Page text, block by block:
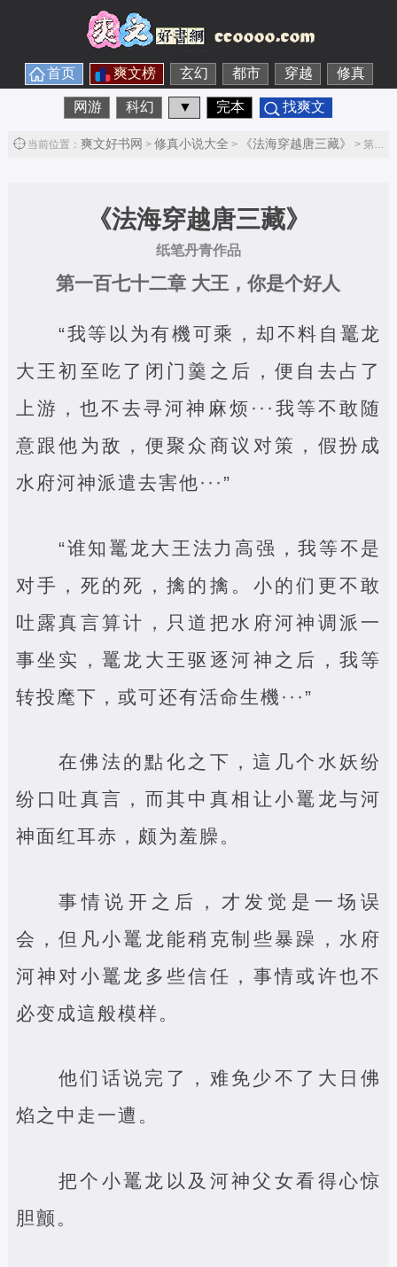
首页 爽文榜 玄幻 都市 穿越 修真
网游 科幻 ▼ 完本 找爽文
当前位置： 爽文好书网 > 修真小说大全 > 《法海穿越唐三藏》 > 第一百七十二章 大王，你是个好人第1节
《法海穿越唐三藏》
纸笔丹青作品
第一百七十二章 大王，你是个好人
“我等以为有機可乘，却不料自鼍龙
大王初至吃了闭门羹之后，便自去占了
上游，也不去寻河神麻烦···我等不敢随
意跟他为敌，便聚众商议对策，假扮成
水府河神派遣去害他···”
“谁知鼍龙大王法力高强，我等不是
对手，死的死，擒的擒。小的们更不敢
吐露真言算计，只道把水府河神调派一
事坐实，鼍龙大王驱逐河神之后，我等
转投麾下，或可还有活命生機···”
在佛法的點化之下，這几个水妖纷
纷口吐真言，而其中真相让小鼍龙与河
神面红耳赤，颇为羞臊。
事情说开之后，才发觉是一场误
会，但凡小鼍龙能稍克制些暴躁，水府
河神对小鼍龙多些信任，事情或许也不
必变成這般模样。
他们话说完了，难免少不了大日佛
焰之中走一遭。
把个小鼍龙以及河神父女看得心惊
胆颤。